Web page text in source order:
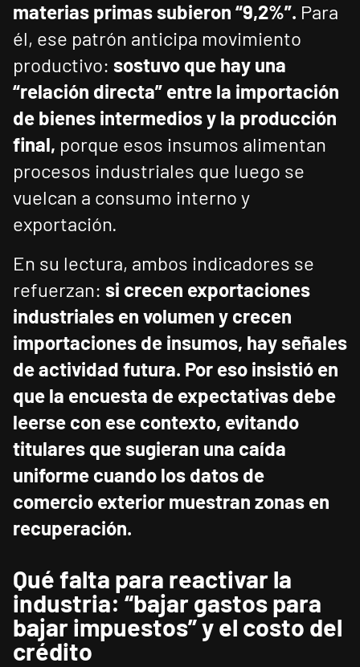
materias primas subieron “9,2%”. Para
él, ese patrón anticipa movimiento
productivo: sostuvo que hay una
“relación directa” entre la importación
de bienes intermedios y la producción
final, porque esos insumos alimentan
procesos industriales que luego se
vuelcan a consumo interno y
exportación.
En su lectura, ambos indicadores se
refuerzan: si crecen exportaciones
industriales en volumen y crecen
importaciones de insumos, hay señales
de actividad futura. Por eso insistió en
que la encuesta de expectativas debe
leerse con ese contexto, evitando
titulares que sugieran una caída
uniforme cuando los datos de
comercio exterior muestran zonas en
recuperación.
Qué falta para reactivar la
industria: “bajar gastos para
bajar impuestos” y el costo del
crédito